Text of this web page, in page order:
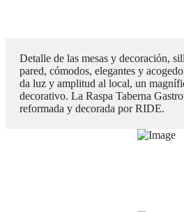
Detalle de las mesas y decoración,
pared, cómodos, elegantes y
da luz y amplitud al local, un
decorativo. La Raspa Taberna
reformada y decorada por RIDE.